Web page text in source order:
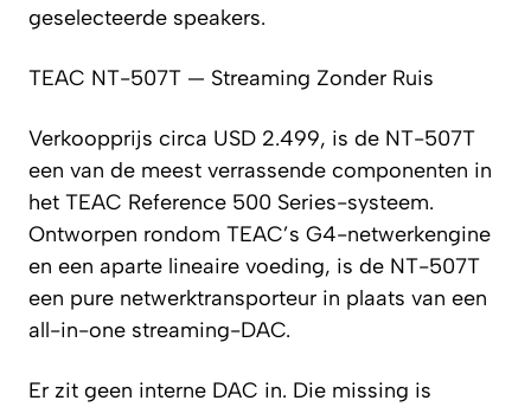
geselecteerde speakers.
TEAC NT-507T — Streaming Zonder Ruis
Verkoopprijs circa USD 2.499, is de NT-507T
een van de meest verrassende componenten in
het TEAC Reference 500 Series-systeem.
Ontworpen rondom TEAC’s G4-netwerkengine
en een aparte lineaire voeding, is de NT-507T
een pure netwerktransporteur in plaats van een
all-in-one streaming-DAC.
Er zit geen interne DAC in. Die missing is